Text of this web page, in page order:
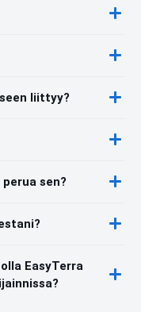
liittyy?
sen?
EasyTerra